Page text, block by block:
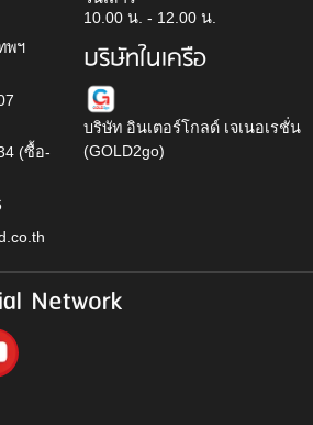
พฯ
(ซื้อ-
10.00 น. - 12.00 น.
บริษัทในเครือ
บริษัท อินเตอร์โกลด์ เจเนอเรชั่น
(GOLD2go)
Network